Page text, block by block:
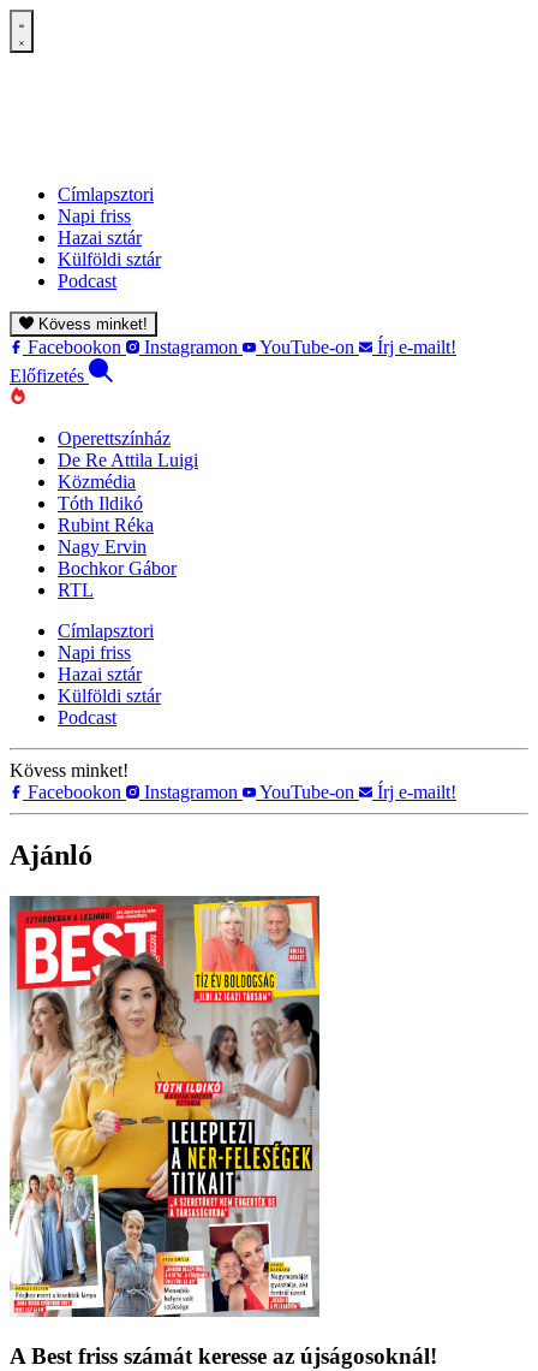
Címlapsztori
Napi friss
Hazai sztár
Külföldi sztár
Podcast
Kövess minket!
Facebookon Instagramon YouTube-on
Írj e-mailt!
Előfizetés
Operettszínház
De Re Attila Luigi
Közmédia
Tóth Ildikó
Rubint Réka
Nagy Ervin
Bochkor Gábor
RTL
Címlapsztori
Napi friss
Hazai sztár
Külföldi sztár
Podcast
Kövess minket!
Facebookon
Instagramon YouTube-on Írj e-mailt!
Ajánló
A Best friss számát keresse az újságosoknál!